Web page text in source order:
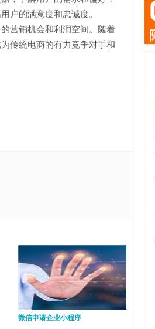
户的满意度和忠诚度。
营销机会和利润空间。随着
传统电商的有力竞争对手和
微信申请企业小程序